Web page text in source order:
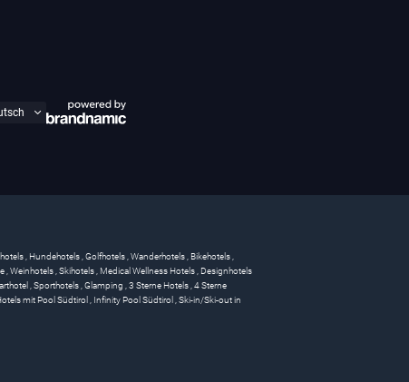
, Hundehotels,Golfhotels,Wanderhotels, Bikehotels,
,Weinhotels,Skihotels, Medical Wellness Hotels, Designhotels
,Sporthotels,Glamping ,3 Sterne Hotels,4 Sterne
mit Pool Südtirol , Infinity Pool Südtirol ,Ski-in/Ski-out in